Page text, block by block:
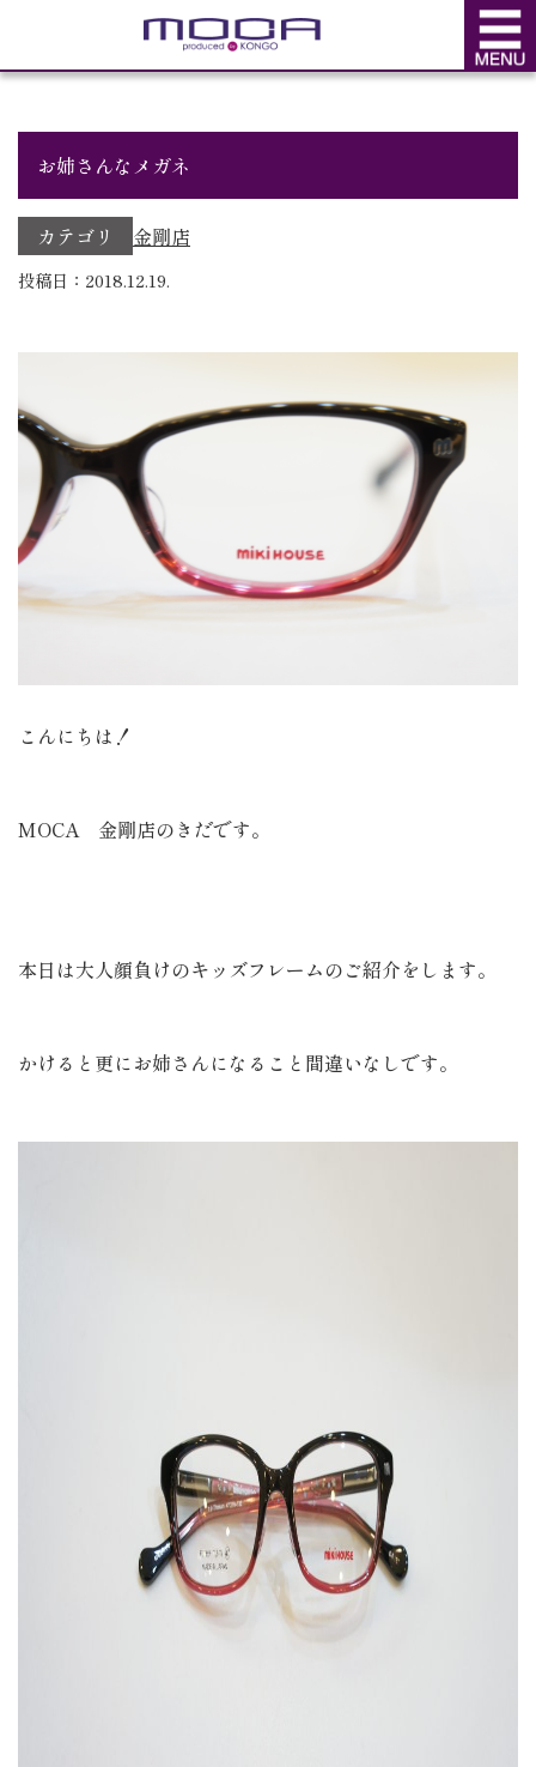
BLOG
お姉さんなメガネ
カテゴリ 金剛店
投稿日：2018.12.19.
こんにちは！
MOCA 金剛店のきだです。
本日は大人顔負けのキッズフレームのご紹介をします。
かけると更にお姉さんになること間違いなしです。